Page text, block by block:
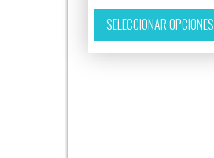
SELECCIONAR OPCIONES